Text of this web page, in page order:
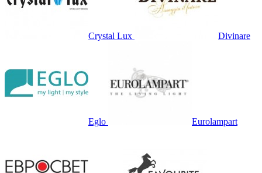
Crystal Lux Divinare
Eglo Eurolampart